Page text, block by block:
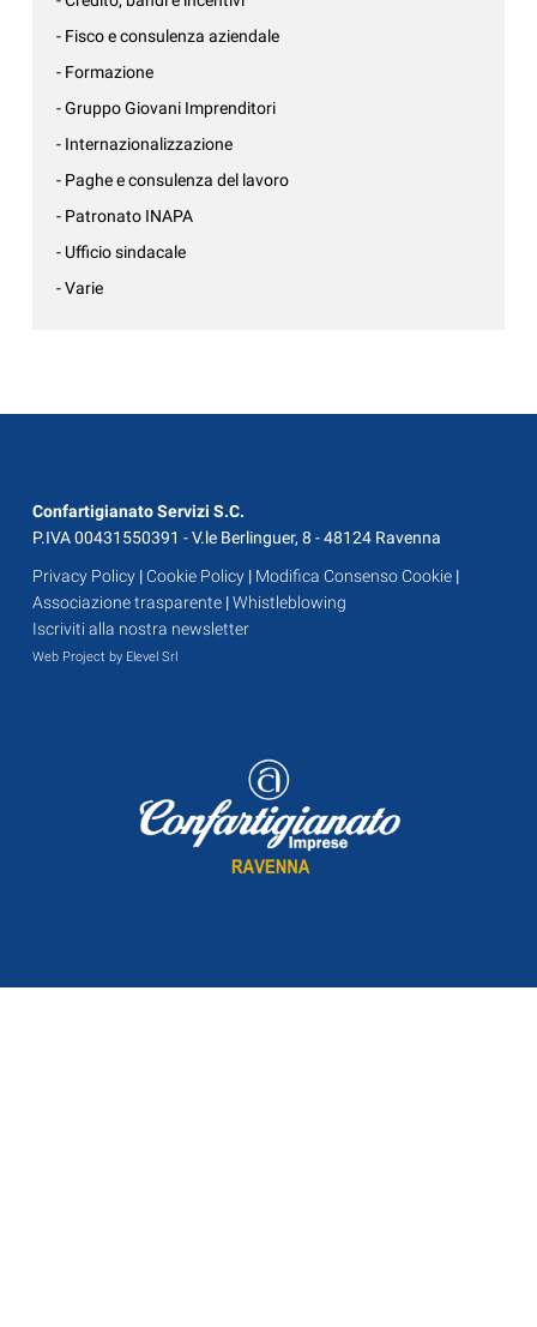
- Fisco e consulenza aziendale
- Formazione
- Gruppo Giovani Imprenditori
- Internazionalizzazione
- Paghe e consulenza del lavoro
- Patronato INAPA
- Ufficio sindacale
- Varie
Confartigianato Servizi S.C.
P.IVA 00431550391 - V.le Berlinguer, 8 - 48124 Ravenna
Privacy Policy |Cookie Policy | Modifica Consenso Cookie |
Associazione trasparente |Whistleblowing
Iscriviti alla nostra newsletter
Web Project by Elevel Srl